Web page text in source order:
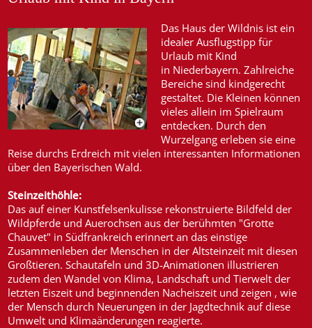
Das Haus der Wildnis ist ein
idealer Ausflugstipp für
Urlaub mit Kind
in Niederbayern. Zahlreiche
Bereiche sind kindgerecht
gestaltet. Die Kleinen können
vieles allein im Spielraum
entdecken. Durch den
Wurzelgang erleben sie eine
Reise durchs Erdreich mit vielen interessanten Informationen
über den Bayerischen Wald.
Steinzeithöhle:
Das auf einer Kunstfelsenkulisse rekonstruierte Bildfeld der
Wildpferde und Auerochsen aus der berühmten "Grotte
Chauvet" in Südfrankreich erinnert an das einstige
Zusammenleben der Menschen in der Altsteinzeit mit diesen
Großtieren. Schautafeln und 3D-Animationen illustrieren
zudem den Wandel von Klima, Landschaft und Tierwelt der
letzten Eiszeit und beginnenden Nacheiszeit und zeigen , wie
der Mensch durch Neuerungen in der Jagdtechnik auf diese
Umwelt und Klimaänderungen reagierte.